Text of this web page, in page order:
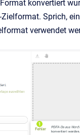
konvertiert
Sprich,
verwendet